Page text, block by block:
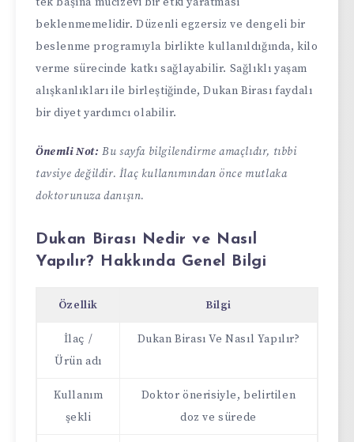
beklenmemelidir. Düzenli egzersiz ve dengeli bir
beslenme programıyla birlikte kullanıldığında, kilo
verme sürecinde katkı sağlayabilir. Sağlıklı yaşam
alışkanlıkları ile birleştiğinde, Dukan Birası faydalı
bir diyet yardımcı olabilir.
Önemli Not: Bu sayfa bilgilendirme amaçlıdır, tıbbi
tavsiye değildir. İlaç kullanımından önce mutlaka
doktorunuza danışın.
Dukan Birası Nedir ve Nasıl
Yapılır? Hakkında Genel Bilgi
Özellik Bilgi
İlaç /
Ürün adı
Dukan Birası Ve Nasıl Yapılır?
Kullanım
şekli
Doktor önerisiyle, belirtilen
doz ve sürede